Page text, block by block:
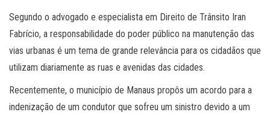
Segundo o advogado e especialista em Direito de Trânsito Iran
Fabrício, a responsabilidade do poder público na manutenção das
vias urbanas é um tema de grande relevância para os cidadãos que
utilizam diariamente as ruas e avenidas das cidades.
Recentemente, o município de Manaus propôs um acordo para a
indenização de um condutor que sofreu um sinistro devido a um